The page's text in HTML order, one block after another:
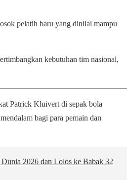
pelatih baru yang dinilai mampu
kebutuhan tim nasional,
Patrick Kluivert di sepak bola
bagi para pemain dan
2026 dan Lolos ke Babak 32